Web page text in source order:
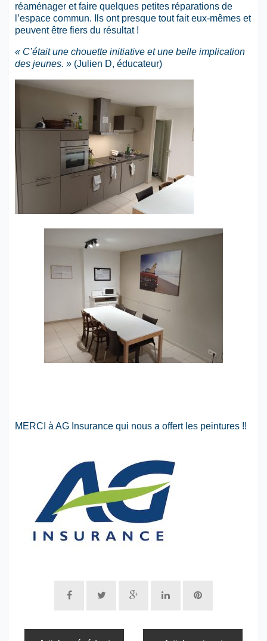
réaménager et faire quelques petites réparations de
l’espace commun. Ils ont presque tout fait eux-mêmes et
peuvent être fiers du résultat !
« C’était une chouette initiative et une belle implication
des jeunes. » (Julien D, éducateur)
MERCI à AG Insurance qui nous a offert les peintures !!